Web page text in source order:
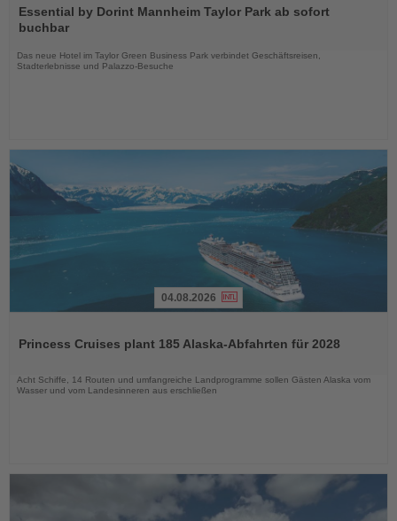
Sie
die
Essential by Dorint Mannheim Taylor Park ab sofort
buchbar
Das neue Hotel im Taylor Green Business Park verbindet Geschäftsreisen,
Stadterlebnisse und Palazzo-Besuche
die
04.08.2026
Princess Cruises plant 185 Alaska-Abfahrten für 2028
Acht Schiffe, 14 Routen und umfangreiche Landprogramme sollen Gästen Alaska vom
Wasser und vom Landesinneren aus erschließen